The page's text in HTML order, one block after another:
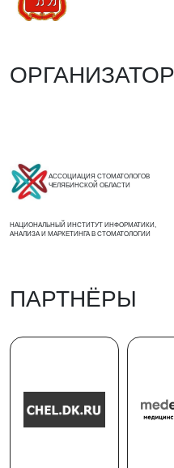
АССОЦИАЦИЯ СТОМАТОЛОГОВ
ЧЕЛЯБИНСКОЙ ОБЛАСТИ
НАЦИОНАЛЬНЫЙ ИНСТИТУТ ИНФОРМАТИКИ,
АНАЛИЗА И МАРКЕТИНГА В СТОМАТОЛОГИИ
ПАРТНЁРЫ